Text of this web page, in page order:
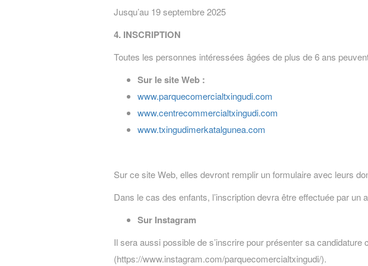
Jusqu’au 19 septembre 2025
4. INSCRIPTION
Toutes les personnes intéressées âgées de plus de 6 ans
Sur le site Web :
www.parquecomercialtxingudi.com
www.centrecommercialtxingudi.com
www.txingudimerkatalgunea.com
Sur ce site Web, elles devront remplir un formulaire avec leurs
Dans le cas des enfants, l’inscription devra être effectuée par un
Sur Instagram
Il sera aussi possible de s’inscrire pour présenter sa
(https://www.instagram.com/parquecomercialtxingudi/).